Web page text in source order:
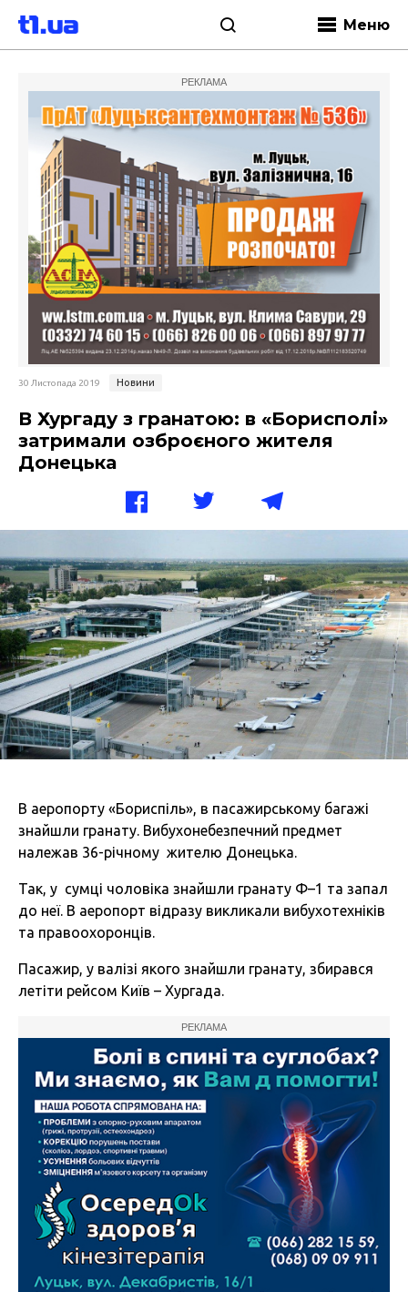
Меню
РЕКЛАМА
30 Листопада 2019 Новини
В Хургаду з гранатою: в «Борисполі»
затримали озброєного жителя
Донецька
В аеропорту «Бориспіль», в пасажирському багажі
знайшли гранату. Вибухонебезпечний предмет
належав 36-річному жителю Донецька.
Так, у сумці чоловіка знайшли гранату Ф–1 та запал
до неї. В аеропорт відразу викликали вибухотехніків
та правоохоронців.
Пасажир, у валізі якого знайшли гранату, збирався
летіти рейсом Київ – Хургада.
РЕКЛАМА